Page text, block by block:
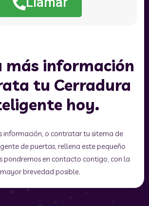
más información
tu Cerradura
hoy.
información, o contratar tu sitema de
de puertas, rellena este pequeño
pondremos en contacto contigo, con la
mayor brevedad posible.